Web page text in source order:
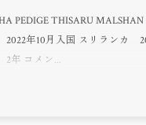
PEDIGE THISARU MALSHAN
年10月入国 スリランカ
年 コメン...